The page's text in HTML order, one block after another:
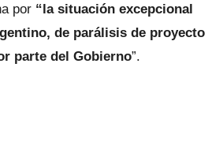
por “la situación excepcional
de parálisis de proyecto
parte del Gobierno”.